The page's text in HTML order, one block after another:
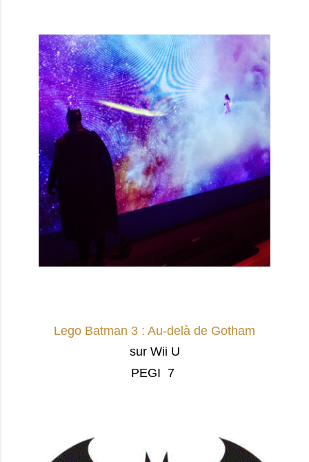
Lego Batman 3 : Au-delà de Gotham
sur Wii U
PEGI 7